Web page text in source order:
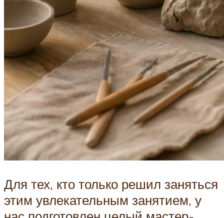
Для тех, кто только решил заняться
этим увлекательным занятием, у